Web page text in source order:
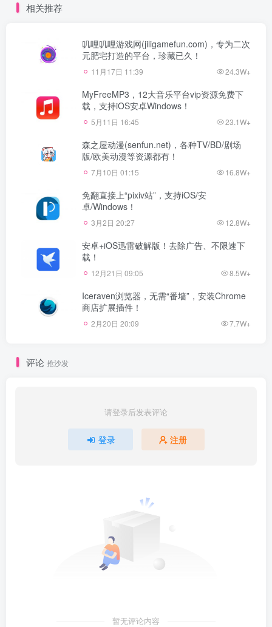
相关推荐
叽哩叽哩游戏网(jiligamefun.com)，专为二次
元肥宅打造的平台，珍藏已久！
11月17日 11:39 24.3W+
MyFreeMP3，12大音乐平台vip资源免费下
载，支持iOS安卓Windows！
5月11日 16:45 23.1W+
森之屋动漫(senfun.net)，各种TV/BD/剧场
版/欧美动漫等资源都有！
7月10日 01:15 16.8W+
免翻直接上“pixiv站”，支持iOS/安
卓/Windows！
3月2日 20:27 12.8W+
安卓+iOS迅雷破解版！去除广告、不限速下
载！
12月21日 09:05 8.5W+
Iceraven浏览器，无需“番墙”，安装Chrome
商店扩展插件！
2月20日 20:09 7.7W+
评论 抢沙发
请登录后发表评论
登录 注册
暂无评论内容